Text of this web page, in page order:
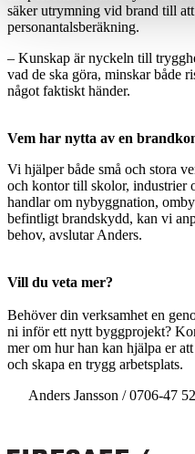
säker utrymning vid brand till
personantalsberäkning.
– Kunskap är nyckeln till
vad de ska göra, minskar både
något faktiskt händer.
Vem har nytta av en
Vi hjälper både små och stora
och kontor till skolor, industrier
handlar om nybyggnation,
befintligt brandskydd, kan vi
behov, avslutar Anders.
Vill du veta mer?
Behöver din verksamhet en
ni inför ett nytt byggprojekt?
mer om hur han kan hjälpa er
och skapa en trygg arbetsplats.
Anders Jansson / 0706-47